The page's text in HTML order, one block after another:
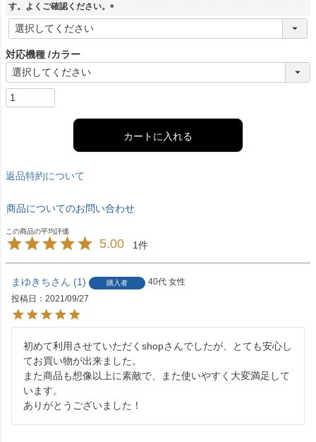
す。よくご確認ください。
(
)
対応機種 カラー
カートに入れる
返品特約について
商品についてのお問い合わせ
5.00 1
まゆきち 1 購入者 40代 女性
投稿日
2021/09/27
初めて利用させていただくshopさんでしたが、とても安心し
てお買い物が出来ました。
また商品も想像以上に素敵で、また使いやすく大変満足して
います。
ありがとうございました！